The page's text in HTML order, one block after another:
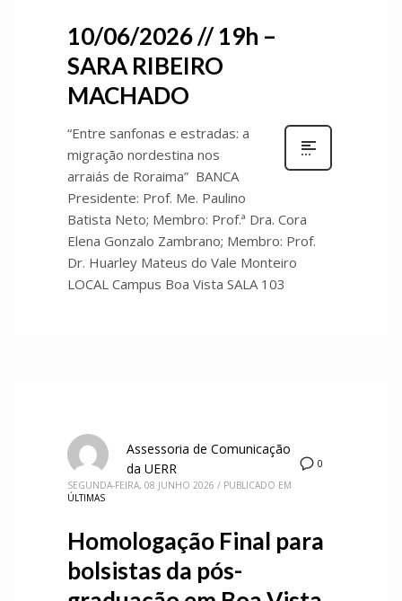
10/06/2026 // 19h –
SARA RIBEIRO
MACHADO
“Entre sanfonas e estradas: a
migração nordestina nos
arraiás de Roraima” BANCA
Presidente: Prof. Me. Paulino
Batista Neto; Membro: Prof.ª Dra. Cora
Elena Gonzalo Zambrano; Membro: Prof.
Dr. Huarley Mateus do Vale Monteiro
LOCAL Campus Boa Vista SALA 103
0
Assessoria de Comunicação
da UERR
SEGUNDA-FEIRA, 08 JUNHO 2026 / PUBLICADO EM
ÚLTIMAS
Homologação Final para
bolsistas da pós-